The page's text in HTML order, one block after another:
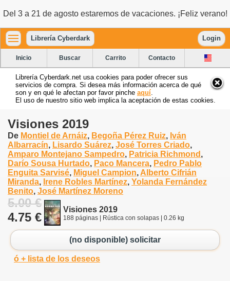
Del 3 a 21 de agosto estaremos de vacaciones. ¡Feliz verano!
Librería Cyberdark Login
Inicio Buscar Carrito Contacto
Librería Cyberdark.net usa cookies para poder ofrecer sus
servicios de compra. Si desea más información acerca de qué
son y en qué le afectan por favor pinche aquí
El uso de nuestro sitio web implica la aceptación de estas cookies.
Visiones 2019
De Montiel de Arnáiz, Begoña Pérez Ruiz, Iván
Albarracín, Lisardo Suárez, José Torres Criado,
Amparo Montejano Sampedro, Patricia Richmond ,
Darío Sousa Hurtado, Paco Mancera, Pedro Pablo
Enguita Sarvisé, Miguel Campion, Alberto Cifrián
Miranda, Irene Robles Martínez, Yolanda Fernández
Benito, José Martínez Moreno
5.00 €
4.75 €
Visiones 2019
188 páginas | Rústica con solapas | 0.26 kg
(no disponible) solicitar
ó + lista de los deseos